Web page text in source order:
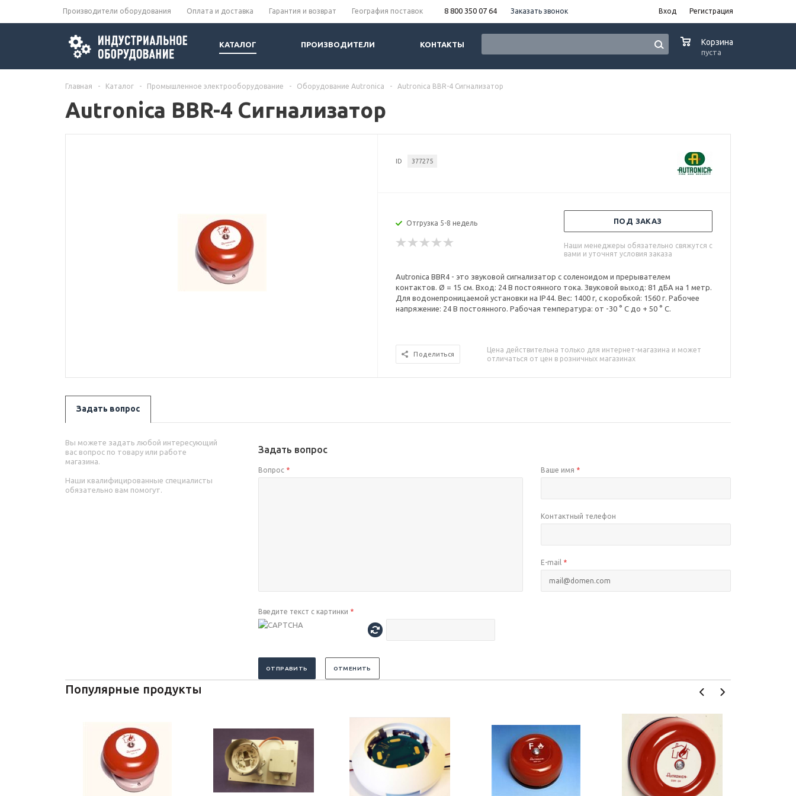
Производители оборудования Оплата и доставка Гарантия и возврат География поставок 8 800 350 07 64 Заказать звонок Вход Регистрация
КАТАЛОГ ПРОИЗВОДИТЕЛИ КОНТАКТЫ Корзина
пуста
Главная - Каталог - Промышленное электрооборудование - Оборудование Autronica - Autronica BBR-4 Сигнализатор
Autronica BBR-4 Сигнализатор
ID 377275
Отгрузка 5-8 недель ПОД ЗАКАЗ
Наши менеджеры обязательно свяжутся с
вами и уточнят условия заказа
Autronica BBR4 - это звуковой сигнализатор с соленоидом и прерывателем
контактов. Ø = 15 см. Вход: 24 В постоянного тока. Звуковой выход: 81 дБА на 1 метр.
Для водонепроницаемой установки на IP44. Вес: 1400 г, с коробкой: 1560 г. Рабочее
напряжение: 24 В постоянного. Рабочая температура: от -30 ° С до + 50 ° С.
Поделиться
Цена действительна только для интернет-магазина и может
отличаться от цен в розничных магазинах
Задать вопрос
Вы можете задать любой интересующий
вас вопрос по товару или работе
магазина.
Наши квалифицированные специалисты
обязательно вам помогут.
Задать вопрос
Вопрос * Ваше имя *
Контактный телефон
E-mail *
Введите текст с картинки *
ОТПРАВИТЬ ОТМЕНИТЬ
Популярные продукты